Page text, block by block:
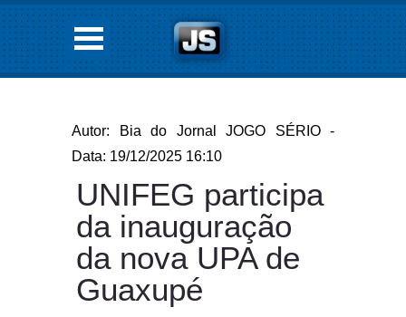
Autor: Bia do Jornal JOGO SÉRIO -
Data: 19/12/2025 16:10
UNIFEG participa
da inauguração
da nova UPA de
Guaxupé